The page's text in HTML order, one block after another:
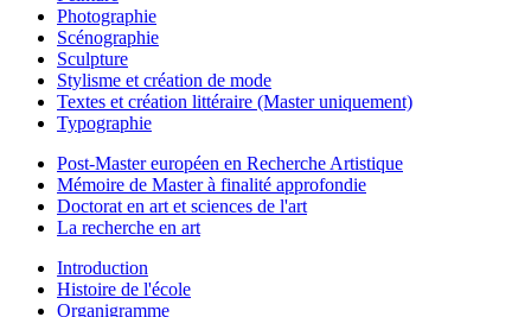
Photographie
Scénographie
Sculpture
Stylisme et création de mode
Textes et création littéraire (Master uniquement)
Typographie
Post-Master européen en Recherche Artistique
Mémoire de Master à finalité approfondie
Doctorat en art et sciences de l'art
La recherche en art
Introduction
Histoire de l'école
Organigramme